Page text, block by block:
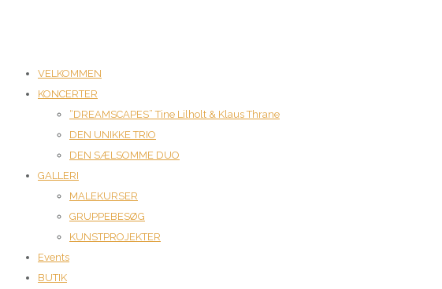
VELKOMMEN
KONCERTER
“DREAMSCAPES” Tine Lilholt & Klaus Thrane
DEN UNIKKE TRIO
DEN SÆLSOMME DUO
GALLERI
MALEKURSER
GRUPPEBESØG
KUNSTPROJEKTER
Events
BUTIK